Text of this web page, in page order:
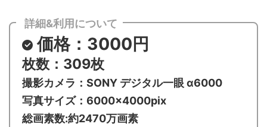
詳細&利用について
価格：3000円
枚数：309枚
撮影カメラ：SONY デジタル一眼 α6000
写真サイズ：6000×4000pix
総画素数:約2470万画素